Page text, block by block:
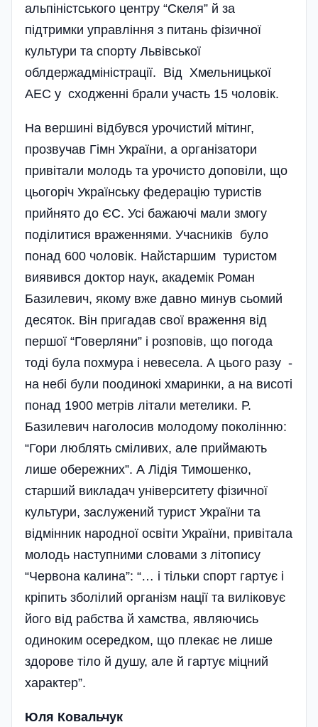
альпіністського центру “Скеля” й за
підтримки управління з питань фізичної
культури та спорту Львівської
облдержадміністрації. Від Хмельницької
АЕС у сходженні брали участь 15 чоловік.
На вершині відбувся урочистий мітинг,
прозвучав Гімн України, а організатори
привітали молодь та урочисто доповіли, що
цьогоріч Українську федерацію туристів
прийнято до ЄС. Усі бажаючі мали змогу
поділитися враженнями. Учасників бу­ло
понад 600 чоловік. Найстаршим туристом
виявився доктор наук, академік Роман
Базилевич, якому вже давно минув сьомий
десяток. Він пригадав свої враження від
першої “Говерляни” і розпо­вів, що погода
тоді була похмура і невесела. А цього разу -
на небі були поодинокі хмаринки, а на висоті
понад 1900 метрів літали метелики. Р.
Базилевич наголосив молодому поколінню:
“Гори люблять сміливих, але приймають
лише обережних”. А Лідія Тимошенко,
старший викладач університету фізичної
культури, заслужений турист України та
відмінник народної освіти України, привітала
молодь наступними словами з літопису
“Червона калина”: “… і тільки спорт гартує і
кріпить зболілий організм нації та виліковує
його від рабства й хамства, являючись
одиноким осередком, що плекає не лише
здорове тіло й душу, але й гартує міцний
характер”.
Юля Ковальчук